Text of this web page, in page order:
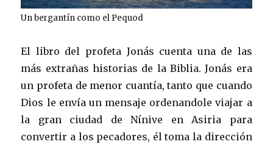
Un bergantín como el Pequod
El libro del profeta Jonás cuenta una de las
más extrañas historias de la Biblia. Jonás era
un profeta de menor cuantía, tanto que cuando
Dios le envía un mensaje ordenandole viajar a
la gran ciudad de Nínive en Asiria para
convertir a los pecadores, él toma la dirección